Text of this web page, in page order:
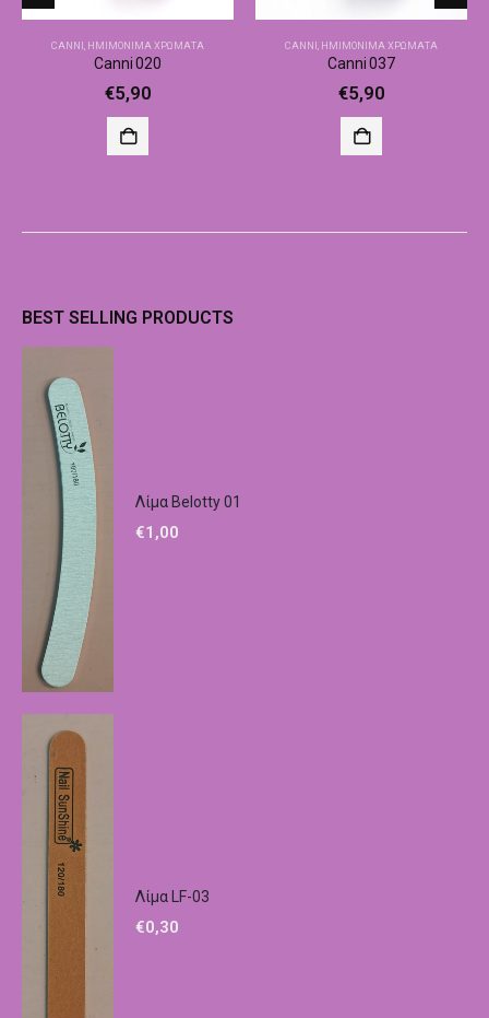
CANNI ΗΜΙΜΌΝΙΜΑ ΧΡΏΜΑΤΑ
Canni 020
€5,90
CANNI ΗΜΙΜΌΝΙΜΑ ΧΡΏΜΑΤΑ
Canni 037
€5,90
BEST SELLING PRODUCTS
Λίμα Belotty 01
€1,00
Λίμα LF-03
€0,30